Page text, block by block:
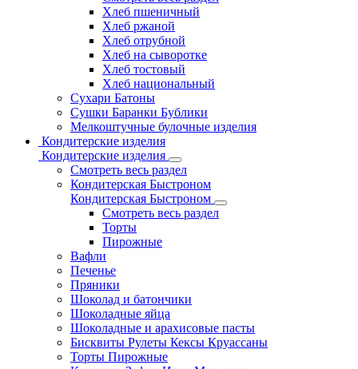
Хлеб пшеничный
Хлеб ржаной
Хлеб отрубной
Хлеб на сыворотке
Хлеб тостовый
Хлеб национальный
Сухари Батоны
Сушки Баранки Бублики
Мелкоштучные булочные изделия
Кондитерские изделия
Кондитерские изделия
Смотреть весь раздел
Кондитерская Быстроном
Кондитерская Быстроном
Смотреть весь раздел
Торты
Пирожные
Вафли
Печенье
Пряники
Шоколад и батончики
Шоколадные яйца
Шоколадные и арахисовые пасты
Бисквиты Рулеты Кексы Круассаны
Торты Пирожные